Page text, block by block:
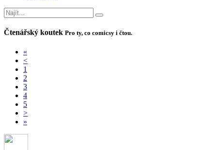
Čtenářský koutek Pro ty, co comicsy i čtou.
«
<
1
2
3
4
5
>
»